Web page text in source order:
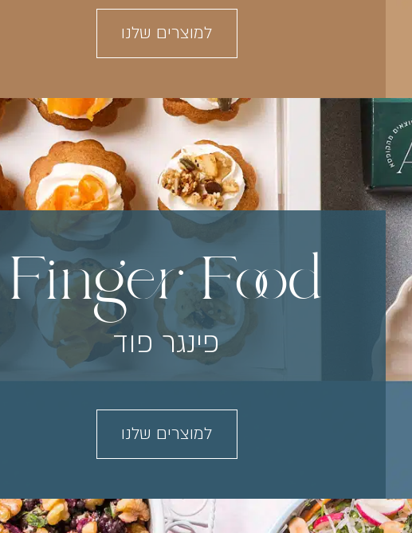
למוצרים שלנו
Finger Food
פינגר פוד
למוצרים שלנו